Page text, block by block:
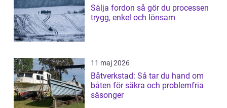
Sälja fordon så gör du processen
trygg, enkel och lönsam
11 maj 2026
Båtverkstad: Så tar du hand om
båten för säkra och problemfria
säsonger